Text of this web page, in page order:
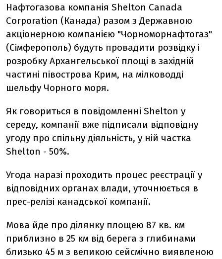
Нафтогазова компанія Shelton Canada
Corporation (Канада) разом з Державною
акціонерною компанією "Чорноморнафтогаз"
(Сімферополь) будуть провадити розвідку і
розробку Архангельської площі в західній
частині півострова Крим, на мілководді
шельфу Чорного моря.
Як говориться в повідомленні Shelton у
середу, компанії вже підписали відповідну
угоду про спільну діяльність, у ній частка
Shelton - 50%.
Угода наразі проходить процес реєстрації у
відповідних органах влади, уточнюється в
прес-релізі канадської компанії.
Мова йде про ділянку площею 87 кв. км
приблизно в 25 км від берега з глибинами
близько 45 м з великою сейсмічно виявленою